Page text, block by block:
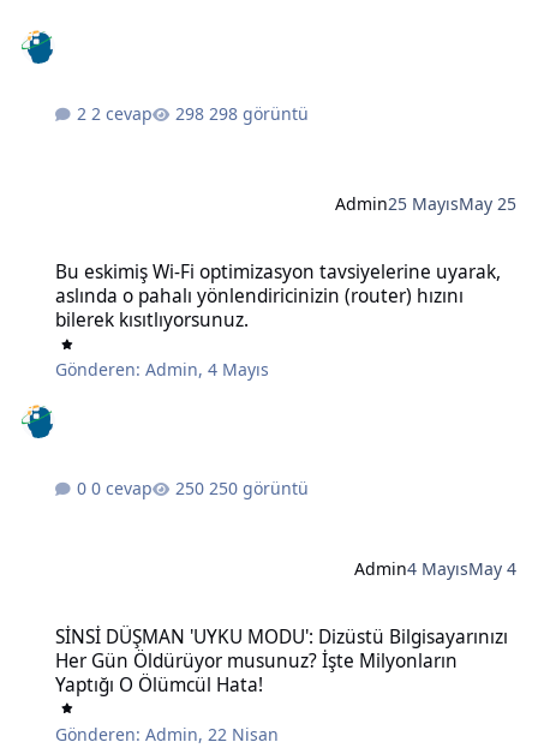
2 cevap 298 görüntü
Admin25 MayısMay 25
Bu eskimiş Wi-Fi optimizasyon tavsiyelerine uyarak,
aslında o pahalı yönlendiricinizin (router) hızını
bilerek kısıtlıyorsunuz.
Gönderen:Admin,4 Mayıs
0 cevap 250 görüntü
Admin4 MayısMay 4
SİNSİ DÜŞMAN 'UYKU MODU': Dizüstü Bilgisayarınızı
Her Gün Öldürüyor musunuz? İşte Milyonların
Yaptığı O Ölümcül Hata!
Gönderen:Admin, 22 Nisan